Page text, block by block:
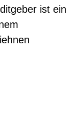
ist ein